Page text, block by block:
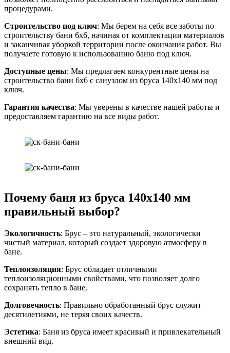
процедурами.
Строительство под ключ: Мы берем на себя все заботы по
строительству бани 6х6, начиная от комплектации материалов
и заканчивая уборкой территории после окончания работ. Вы
получаете готовую к использованию баню под ключ.
Доступные цены: Мы предлагаем конкурентные цены на
строительство бани 6х6 с санузлом из бруса 140х140 мм под
ключ.
Гарантия качества: Мы уверены в качестве нашей работы и
предоставляем гарантию на все виды работ.
Почему баня из бруса 140х140 мм
правильный выбор?
Экологичность: Брус – это натуральный, экологически
чистый материал, который создает здоровую атмосферу в
бане.
Теплоизоляция: Брус обладает отличными
теплоизоляционными свойствами, что позволяет долго
сохранять тепло в бане.
Долговечность: Правильно обработанный брус служит
десятилетиями, не теряя своих качеств.
Эстетика: Баня из бруса имеет красивый и привлекательный
внешний вид.